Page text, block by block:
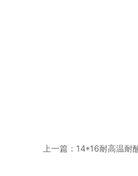
上一篇： 14*16耐高温耐